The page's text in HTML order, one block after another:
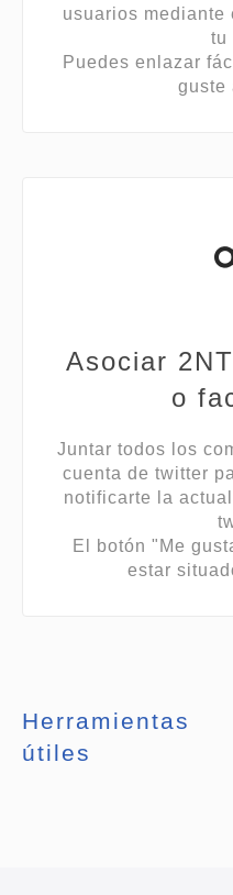
usuarios
tu
Puedes enlazar
guste
Asociar
o
Juntar todos los
cuenta de twitter
notificarte la
El botón "Me
estar
Herramientas
útiles